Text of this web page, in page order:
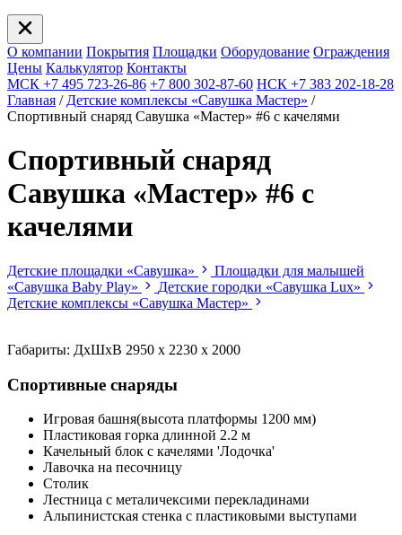
О компании Покрытия Площадки Оборудование Ограждения
Цены Калькулятор Контакты
МСК +7 495 723-26-86 +7 800 302-87-60 НСК +7 383 202-18-28
Главная / Детские комплексы «Савушка Мастер» /
Спортивный снаряд Савушка «‎Мастер» #6 с качелями
Спортивный снаряд
Савушка «‎Мастер» #6 с
качелями
Детские площадки «Савушка»
Площадки для малышей
«Савушка Baby Play»
Детские городки «Савушка Lux»
Детские комплексы «Савушка Мастер»
Габариты: ДхШхВ 2950 х 2230 х 2000
Спортивные снаряды
Игровая башня(высота платформы 1200 мм)
Пластиковая горка длинной 2.2 м
Качельный блок с качелями 'Лодочка'
Лавочка на песочницу
Столик
Лестница с металичексими перекладинами
Альпинистская стенка с пластиковыми выступами